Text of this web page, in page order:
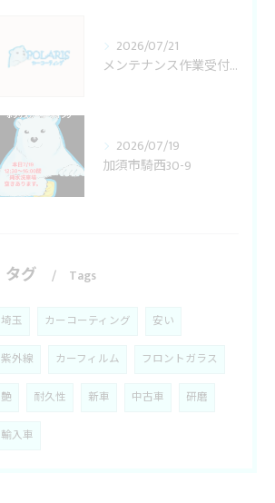
2026/07/21
メンテナンス作業受付変更
2026/07/19
加須市騎西30-9
タグ Tags
埼玉 カーコーティング 安い
紫外線 カーフィルム フロントガラス
艶 耐久性 新車 中古車 研磨
輸入車